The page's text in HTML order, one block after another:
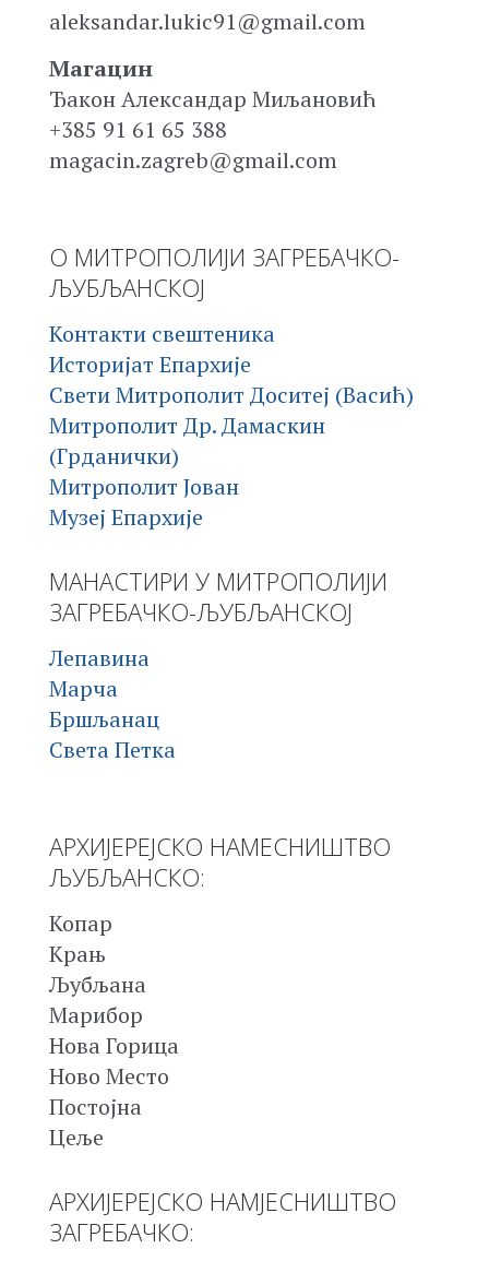
aleksandar.lukic91@gmail.com
Магацин
Ђакон Александар Миљановић
+385 91 61 65 388
magacin.zagreb@gmail.com
О МИТРОПОЛИЈИ ЗАГРЕБАЧКО-
ЉУБЉАНСКОЈ
Контакти свештеника
Историјат Епархије
Свети Митрополит Доситеј (Васић)
Митрополит Др. Дамаскин
(Грданички)
Митрополит Јован
Музеј Епархије
МАНАСТИРИ У МИТРОПОЛИЈИ
ЗАГРЕБАЧКО-ЉУБЉАНСКОЈ
Лепавина
Марча
Бршљанац
Света Петка
АРХИЈЕРЕЈСКО НАМЕСНИШТВО
ЉУБЉАНСКО:
Копар
Крањ
Љубљана
Марибор
Нова Горица
Ново Место
Постојна
Цеље
АРХИЈЕРЕЈСКО НАМЈЕСНИШТВО
ЗАГРЕБАЧКО: